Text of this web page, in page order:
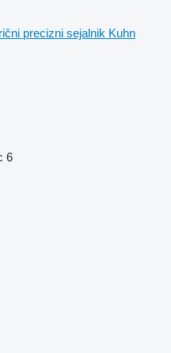
precizni sejalnik Kuhn
6